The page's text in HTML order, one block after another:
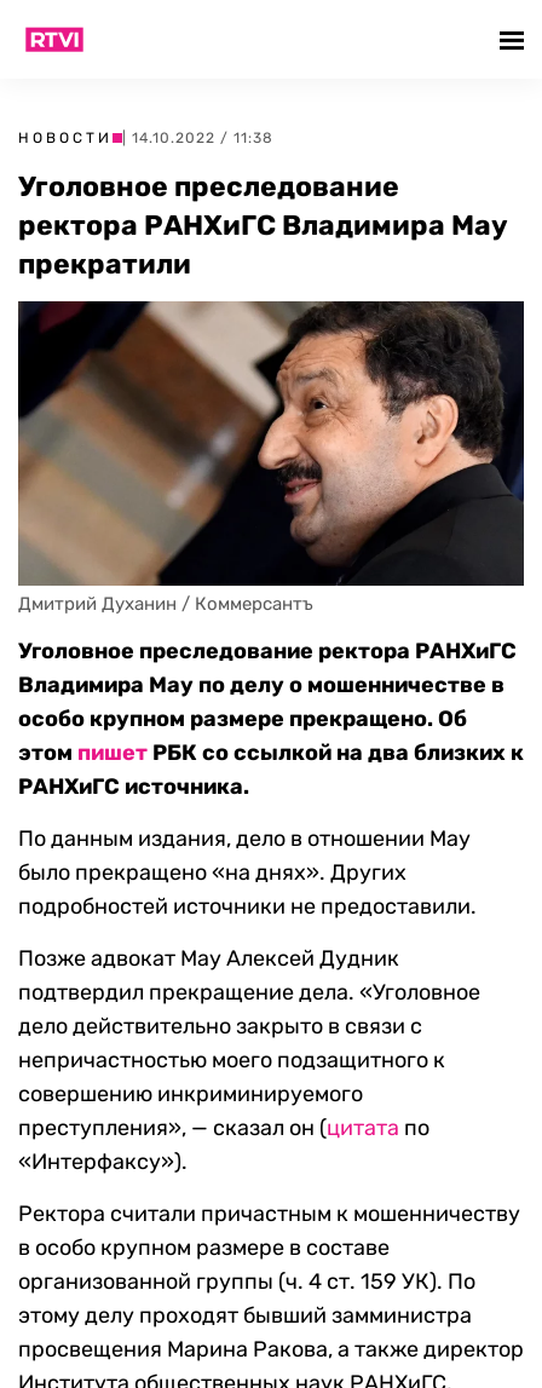
НОВОСТИ | 14.10.2022 / 11:38
Уголовное преследование
ректора РАНХиГС Владимира Мау
прекратили
Дмитрий Духанин / Коммерсантъ
Уголовное преследование ректора РАНХиГС
Владимира Мау по делу о мошенничестве в
особо крупном размере прекращено. Об
этом пишет РБК со ссылкой на два близких к
РАНХиГС источника.
По данным издания, дело в отношении Мау
было прекращено «на днях». Других
подробностей источники не предоставили.
Позже адвокат Мау Алексей Дудник
подтвердил прекращение дела. «Уголовное
дело действительно закрыто в связи с
непричастностью моего подзащитного к
совершению инкриминируемого
преступления», — сказал он (цитата по
«Интерфаксу»).
Ректора считали причастным к мошенничеству
в особо крупном размере в составе
организованной группы (ч. 4 ст. 159 УК). По
этому делу проходят бывший замминистра
просвещения Марина Ракова, а также директор